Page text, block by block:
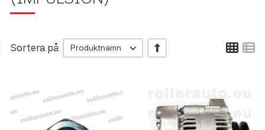
Sortera på Produktnamn +/-
Lägg till i önskelistan
Lägg till i jämförelse